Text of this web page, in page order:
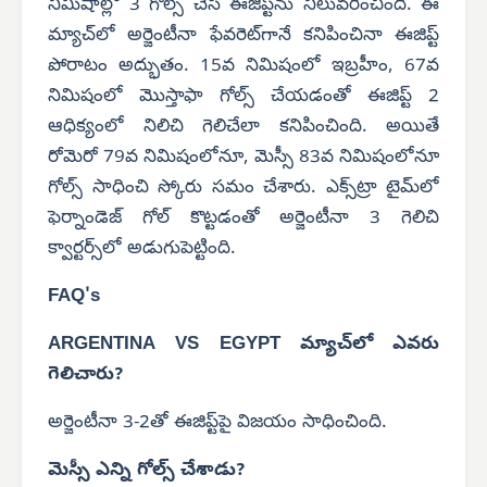
నిమిషాల్లో 3 గోల్స్ చేసి ఈజిప్ట్‌ను నిలువరించింది. ఈ
మ్యాచ్‌లో అర్జెంటీనా ఫేవరెట్‌గానే కనిపించినా ఈజిప్ట్
పోరాటం అద్భుతం. 15వ నిమిషంలో ఇబ్రహీం, 67వ
నిమిషంలో మొస్తాఫా గోల్స్ చేయడంతో ఈజిప్ట్ 2
ఆధిక్యంలో నిలిచి గెలిచేలా కనిపించింది. అయితే
రోమెరో 79వ నిమిషంలోనూ, మెస్సీ 83వ నిమిషంలోనూ
గోల్స్ సాధించి స్కోరు సమం చేశారు. ఎక్స్‌ట్రా టైమ్‌లో
ఫెర్నాండెజ్ గోల్ కొట్టడంతో అర్జెంటీనా 3 గెలిచి
క్వార్టర్స్‌లో అడుగుపెట్టింది.
FAQ's
ARGENTINA VS EGYPT మ్యాచ్‌లో ఎవరు
గెలిచారు?
అర్జెంటీనా 3-2తో ఈజిప్ట్‌పై విజయం సాధించింది.
మెస్సీ ఎన్ని గోల్స్ చేశాడు?